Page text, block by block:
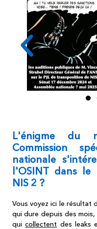
L'énigme du
Commission
nationale
l'OSINT dans le
NIS 2 ?
Vous voyez ici le résultat
qui dure depuis des
quicollectent des leaks